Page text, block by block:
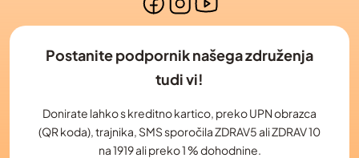
Postanite podpornik našega združenja
tudi vi!
Donirate lahko s kreditno kartico, preko UPN obrazca
(QR koda), trajnika, SMS sporočila ZDRAV5 ali ZDRAV 10
na 1919 ali preko 1 % dohodnine.